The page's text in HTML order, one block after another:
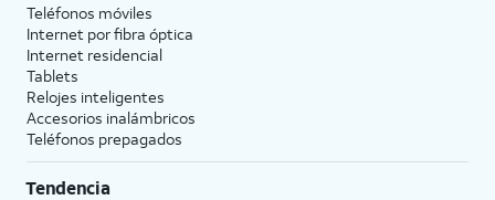
Teléfonos móviles
Internet por fibra óptica
Internet residencial
Tablets
Relojes inteligentes
Accesorios inalámbricos
Teléfonos prepagados
Tendencia